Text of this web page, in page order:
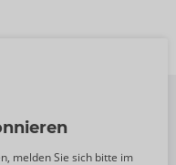
melden Sie sich bitte im